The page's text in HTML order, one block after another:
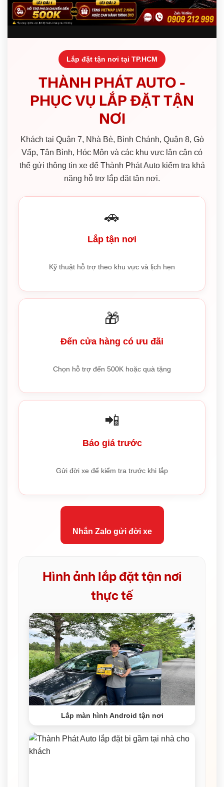
Lắp đặt tận nơi tại TP.HCM
THÀNH PHÁT AUTO -
PHỤC VỤ LẮP ĐẶT TẬN
NƠI
Khách tại Quận 7, Nhà Bè, Bình Chánh, Quận 8, Gò
Vấp, Tân Bình, Hóc Môn và các khu vực lân cận có
thể gửi thông tin xe để Thành Phát Auto kiểm tra khả
năng hỗ trợ lắp đặt tận nơi.
🚗
Lắp tận nơi
Kỹ thuật hỗ trợ theo khu vực và lịch hẹn
🎁
Đến cửa hàng có ưu đãi
Chọn hỗ trợ đến 500K hoặc quà tặng
📲
Báo giá trước
Gửi đời xe để kiểm tra trước khi lắp
Nhắn Zalo gửi đời xe
Hình ảnh lắp đặt tận nơi
thực tế
Lắp màn hình Android tận nơi